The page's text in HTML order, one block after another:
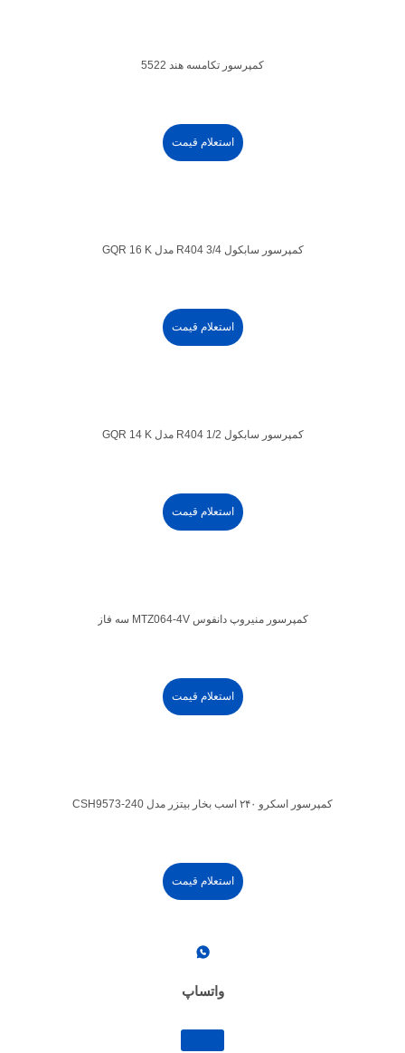
کمپرسور تکامسه هند 5522
استعلام قیمت
کمپرسور سابکول 3/4 R404 مدل GQR 16 K
استعلام قیمت
کمپرسور سابکول 1/2 R404 مدل GQR 14 K
استعلام قیمت
کمپرسور منیروپ دانفوس MTZ064-4V سه فاز
استعلام قیمت
کمپرسور اسکرو ۲۴۰ اسب بخار بیتزر مدل CSH9573-240
استعلام قیمت
واتساپ